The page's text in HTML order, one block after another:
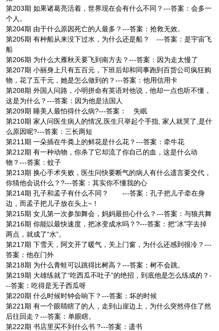
第203期 如果诸葛亮活着，世界现在会有什么不同？---答案：会多一
个人。
第204期 由于什么原因死亡的人最多？---答案：抢救无效。
第205期 有种船从来没下过水，为什么还是船？ ---答案：是宇宙飞
船
第206期 为什么大雁秋天要飞到南方去？---答案：因为走太慢了
第207期 小丽身上只有五百元，下班后却和同事跑到百货公司疯狂购
物，花了五千元，她是怎么做到的？---答案：他用信用卡
第208期 外国人问路，小明拼命有英语对他说，他却一点也听不懂，
这是为什么？---答案：因为他是法国人
第209期 睡美人最怕得什么病?---答案： 失眠
第210期 家人问医生病人的情况,医生只举起个手指, 家人就哭了,是什
么原因呢?---答案：三长两短
第211期 一朵插在牛粪上的鲜花是什么花？---答案：牵牛花
第212期 有一种动物，你杀了它却流了你自己的血，这是什么动
物？---答案：蚊子
第213期 换心手术失败，医生问快要断气的病人有什么遗言要交代，
你猜他会说什么？?---答案：其实你不懂我的心
第214期 孔子和孟子有什么不同？ ---答案：孔子把儿子牵在身
边，而孟子把儿子放在头上~！
第215期 女儿第一次参加舞会，妈妈最担心什么？---答案：与狼共舞
第216期 你能以最快速度，把冰变成水吗？?---答案：把“冰”字去掉
两点，就成了“水”。
第217期 下雪天，阿文开了暖气，关上门窗，为什么还感到很冷？---
答案：他在门外
第218期 为什么青蛙可以跳得比树高？---答案：树不会跳。
第219期 大雄练就了“吃西瓜不吐子”的绝招，到底他是怎么练成的？-
--答案：吃得是无子西瓜呀
第220期 什么时候时钟会响下？---答案：坏的时候
第221期 有一个眼睛瞎了的人，走到山崖边上，为什么突然停住了然
后往回走？---答案：单眼瞎。
第222期 书店里买不到什么书 ?---答案：遗书